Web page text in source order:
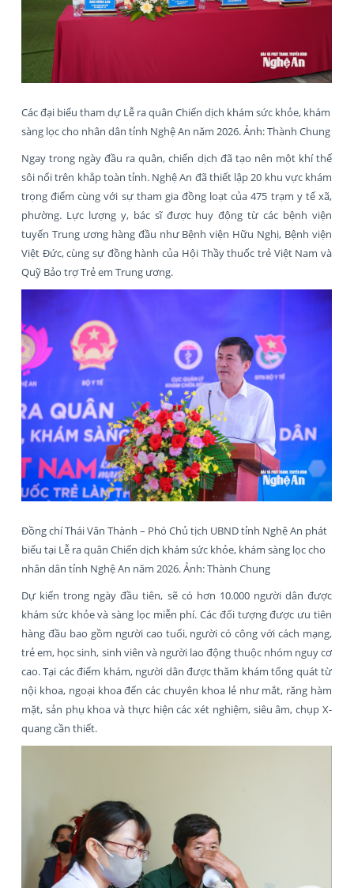
Các đại biểu tham dự Lễ ra quân Chiến dịch khám sức khỏe, khám
sàng lọc cho nhân dân tỉnh Nghệ An năm 2026. Ảnh: Thành Chung
Ngay trong ngày đầu ra quân, chiến dịch đã tạo nên một khí thế
sôi nổi trên khắp toàn tỉnh. Nghệ An đã thiết lập 20 khu vực khám
trọng điểm cùng với sự tham gia đồng loạt của 475 trạm y tế xã,
phường. Lực lượng y, bác sĩ được huy động từ các bệnh viện
tuyến Trung ương hàng đầu như Bệnh viện Hữu Nghị, Bệnh viện
Việt Đức, cùng sự đồng hành của Hội Thầy thuốc trẻ Việt Nam và
Quỹ Bảo trợ Trẻ em Trung ương.
Đồng chí Thái Văn Thành – Phó Chủ tịch UBND tỉnh Nghệ An phát
biểu tại Lễ ra quân Chiến dịch khám sức khỏe, khám sàng lọc cho
nhân dân tỉnh Nghệ An năm 2026. Ảnh: Thành Chung
Dự kiến trong ngày đầu tiên, sẽ có hơn 10.000 người dân được
khám sức khỏe và sàng lọc miễn phí. Các đối tượng được ưu tiên
hàng đầu bao gồm người cao tuổi, người có công với cách mạng,
trẻ em, học sinh, sinh viên và người lao động thuộc nhóm nguy cơ
cao. Tại các điểm khám, người dân được thăm khám tổng quát từ
nội khoa, ngoại khoa đến các chuyên khoa lẻ như mắt, răng hàm
mặt, sản phụ khoa và thực hiện các xét nghiệm, siêu âm, chụp X-
quang cần thiết.